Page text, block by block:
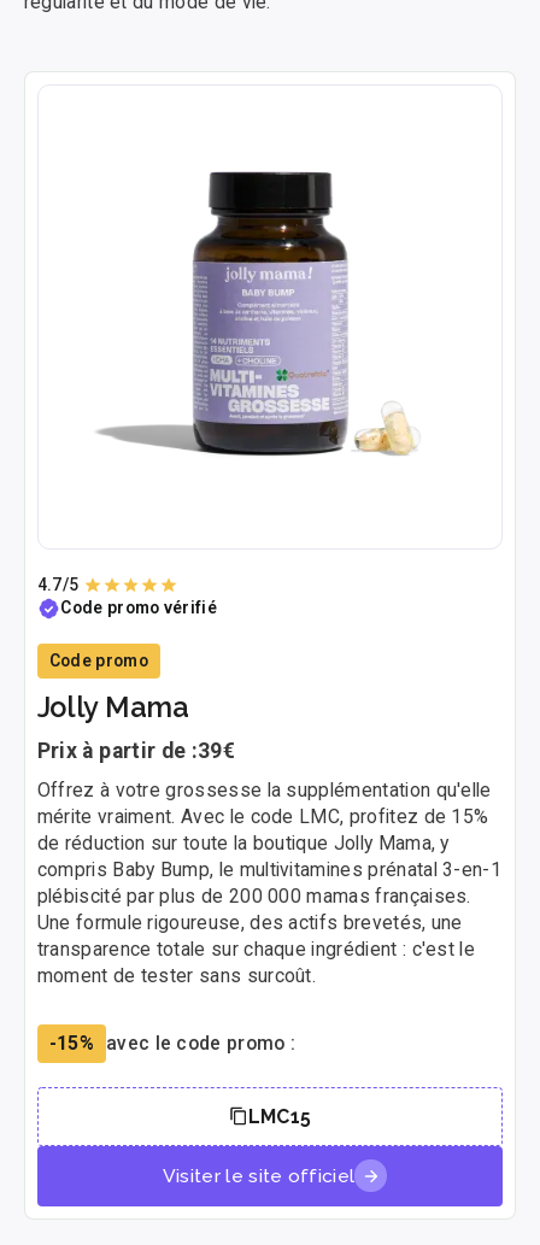
4.7/5
Code promo vérifié
Code promo
Jolly Mama
Prix à partir de :39€
Offrez à votre grossesse la supplémentation qu'elle
mérite vraiment. Avec le code LMC, profitez de 15%
de réduction sur toute la boutique Jolly Mama, y
compris Baby Bump, le multivitamines prénatal 3-en-1
plébiscité par plus de 200 000 mamas françaises.
Une formule rigoureuse, des actifs brevetés, une
transparence totale sur chaque ingrédient : c'est le
moment de tester sans surcoût.
-15% avec le code promo :
LMC15
Visiter le site officiel